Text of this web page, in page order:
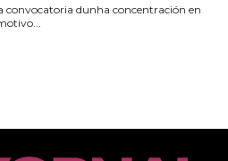
convocatoria dunha concentración en